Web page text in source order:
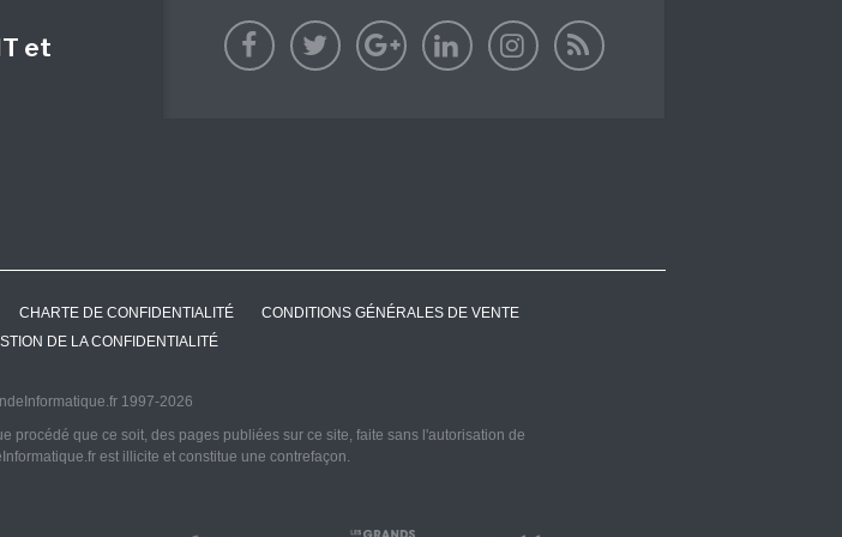
et
CHARTE DE CONFIDENTIALITÉ
CONDITIONS GÉNÉRALES DE VENTE
DE LA CONFIDENTIALITÉ
1997-2026
que ce soit, des pages publiées sur ce site, faite sans l'autorisation de
est illicite et constitue une contrefaçon.